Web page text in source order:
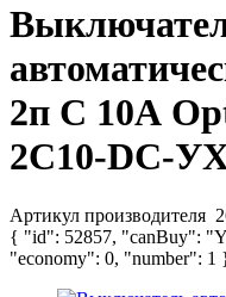
2п C 10А
2C10-DC-
Артикул производителя
{ "id": 52857, "canBuy":
"economy": 0, "number": 1